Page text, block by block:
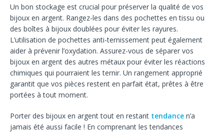
Un bon stockage est crucial pour préserver la qualité de vos
bijoux en argent. Rangez-les dans des pochettes en tissu ou
des boîtes à bijoux doublées pour éviter les rayures.
L’utilisation de pochettes anti-ternissement peut également
aider à prévenir l’oxydation. Assurez-vous de séparer vos
bijoux en argent des autres métaux pour éviter les réactions
chimiques qui pourraient les ternir. Un rangement approprié
garantit que vos pièces restent en parfait état, prêtes à être
portées à tout moment.
Porter des bijoux en argent tout en restant tendance n’a
jamais été aussi facile ! En comprenant les tendances